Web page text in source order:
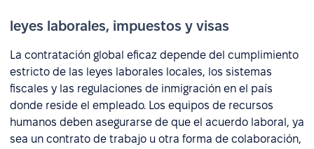
leyes laborales, impuestos y visas
La contratación global eficaz depende del cumplimiento
estricto de las leyes laborales locales, los sistemas
fiscales y las regulaciones de inmigración en el país
donde reside el empleado. Los equipos de recursos
humanos deben asegurarse de que el acuerdo laboral, ya
sea un contrato de trabajo u otra forma de colaboración,